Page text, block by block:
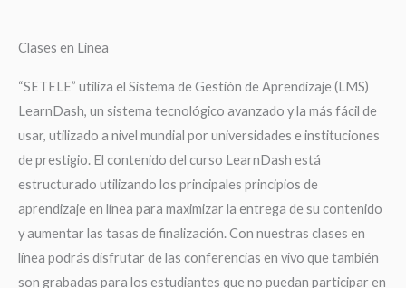
Clases en Linea
“SETELE” utiliza el Sistema de Gestión de Aprendizaje (LMS)
LearnDash, un sistema tecnológico avanzado y la más fácil de
usar, utilizado a nivel mundial por universidades e instituciones
de prestigio. El contenido del curso LearnDash está
estructurado utilizando los principales principios de
aprendizaje en línea para maximizar la entrega de su contenido
y aumentar las tasas de finalización. Con nuestras clases en
línea podrás disfrutar de las conferencias en vivo que también
son grabadas para los estudiantes que no puedan participar en